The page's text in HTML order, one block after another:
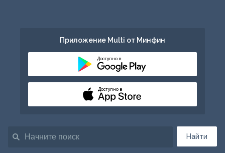
Найти
Приложение Multi от Минфин
Доступно в
Доступно в